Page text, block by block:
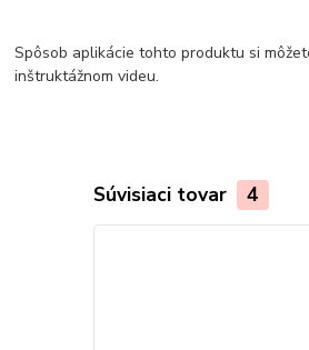
Spôsob aplikácie tohto produktu si
inštruktážnom videu.
Súvisiaci tovar 4